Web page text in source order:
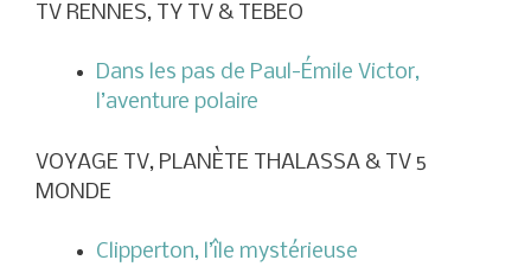
TV RENNES, TY TV & TEBEO
Dans les pas de Paul-Émile Victor,
l’aventure polaire
VOYAGE TV, PLANÈTE THALASSA & TV 5
MONDE
Clipperton, l’île mystérieuse